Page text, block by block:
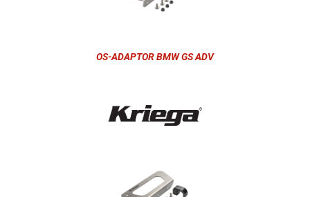
OS-ADAPTOR BMW GS ADV